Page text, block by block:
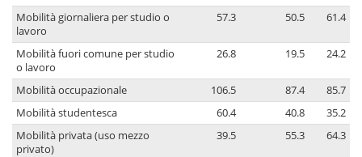
Mobilità giornaliera per studio o
lavoro
57.3 50.5 61.4
Mobilità fuori comune per studio
o lavoro
26.8 19.5 24.2
Mobilità occupazionale 106.5 87.4
85.7
Mobilità studentesca
60.4 40.8
35.2
Mobilità privata (uso mezzo
privato)
39.5 55.3 64.3